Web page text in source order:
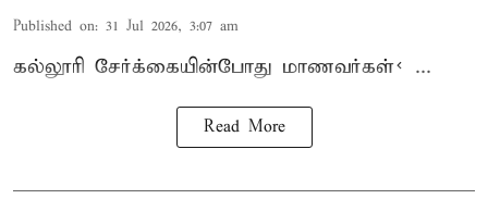
Published on: 31 Jul 2026, 3:07 am
கல்லூரி சேர்க்கையின்போது மாணவர்கள்< ...
Read More